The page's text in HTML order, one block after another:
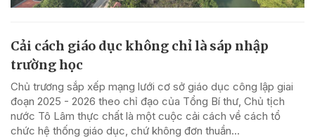
Cải cách giáo dục không chỉ là sáp nhập
trường học
Chủ trương sắp xếp mạng lưới cơ sở giáo dục công lập giai
đoạn 2025 - 2026 theo chỉ đạo của Tổng Bí thư, Chủ tịch
nước Tô Lâm thực chất là một cuộc cải cách về cách tổ
chức hệ thống giáo dục, chứ không đơn thuần...